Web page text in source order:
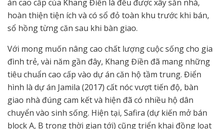
án cao cấp của Khang Điền là đều được xây sẵn nhà,
hoàn thiện tiện ích và có sổ đỏ toàn khu trước khi bán,
sổ hồng từng căn sau khi bàn giao.
Với mong muốn nâng cao chất lượng cuộc sống cho gia
đình trẻ, vài năm gần đây, Khang Điền đã mang những
tiêu chuẩn cao cấp vào dự án căn hộ tầm trung. Điển
hình là dự án Jamila (2017) cất nóc vượt tiến độ, bàn
giao nhà đúng cam kết và hiện đã có nhiều hộ dân
chuyển vào sinh sống. Hiện tại, Safira (dự kiến mở bán
block A, B trong thời gian tới) cũng triển khai đồng loạt